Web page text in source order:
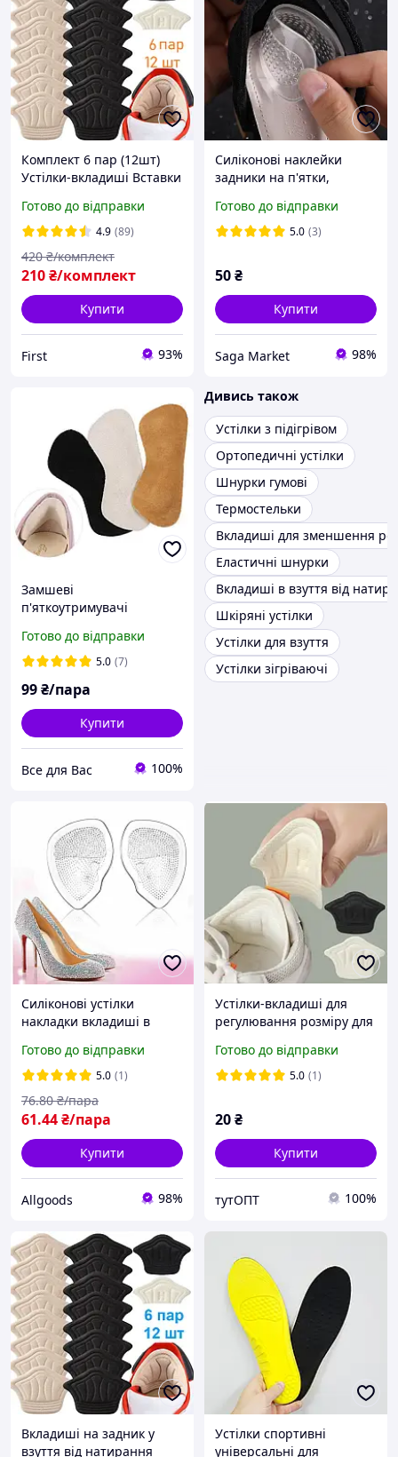
Комплект 6 пар (12шт)
Устілки-вкладиші Вставки
регулювання розміру для
зменшення розміру 5 мм
Готово до відправки
4.9 (89)
210₴/комплект
420 ₴/комплект
Купити
First 93%
Силіконові наклейки
задники на п'ятки,
взуття від натирання
п'яти
Готово до відправки
5.0 (3)
50₴
Купити
Saga Market 98%
Замшеві
п'яткоутримувачі
вставкою латекс для
зменшення розміру
Готово до відправки
5.0 (7)
99₴/пара
Купити
Все для Вас 100%
Дивись також
Устілки з підігрівом
Ортопедичні устілки
Шнурки гумові
Термостельки
Вкладиші для зменшення
Еластичні шнурки
Вкладиші в взуття від
Шкіряні устілки
Устілки для взуття
Устілки зігріваючі
Силіконові устілки
накладки вкладиші в
Готово до відправки
5.0 (1)
61.44₴/пара
76.80 ₴/пара
Купити
Allgoods 98%
Устілки-вкладиші для
регулювання розміру для
від натирання
Готово до відправки
5.0 (1)
20₴
Купити
тутОПТ 100%
Вкладиші на задник у
взуття від натирання
Устілки спортивні
універсальні для